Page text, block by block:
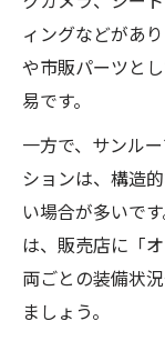
ィングなどがあ
や市販パーツと
易です。
一方で、サンル
ションは、構造
い場合が多いで
は、販売店に「
両ごとの装備状
ましょう。